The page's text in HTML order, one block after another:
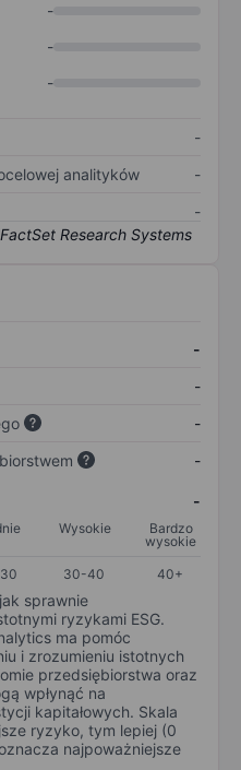
-
-
-
-
analityków
-
-
-
-
-
-
-
Wysokie
Bardzo
wysokie
30-40 40+
sprawnie
ryzykami ESG.
ma pomóc
i zrozumieniu istotnych
przedsiębiorstwa oraz
wpłynąć na
kapitałowych. Skala
ryzyko, tym lepiej (0
najpoważniejsze